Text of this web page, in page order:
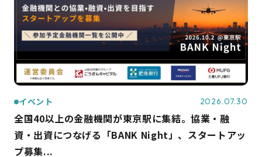
イベント 2026.07.30
全国40以上の金融機関が東京駅に集結。協業・融
資・出資につなげる「BANK Night」、スタートアッ
プ募集...